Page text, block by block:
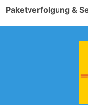
Paketverfolgung &